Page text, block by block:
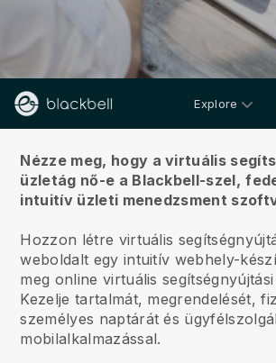
Explore
Nézze meg, hogy a virtuális
üzletág nő-e a Blackbell-szel,
intuitív üzleti menedzsment
Hozzon létre virtuális
weboldalt egy intuitív webhely-
meg online virtuális
Kezelje tartalmát, megrendelését,
személyes naptárát és
mobilalkalmazással.